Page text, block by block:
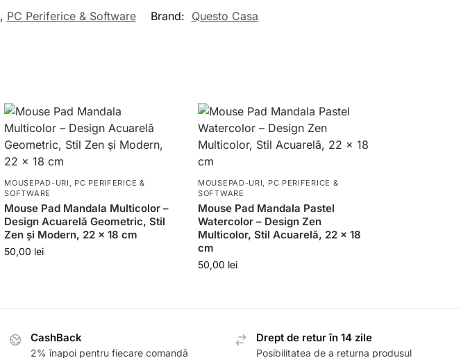
, PC Periferice & Software Brand: Questo Casa
MOUSEPAD-URI , PC PERIFERICE &
SOFTWARE
Mouse Pad Mandala Multicolor –
Design Acuarelă Geometric, Stil
Zen și Modern, 22 x 18 cm
50,00 lei
MOUSEPAD-URI, PC PERIFERICE &
SOFTWARE
Mouse Pad Mandala Pastel
Watercolor – Design Zen
Multicolor, Stil Acuarelă, 22 x 18
cm
50,00 lei
CashBack
2% înapoi pentru fiecare comandă
Drept de retur în 14 zile
Posibilitatea de a returna produsul